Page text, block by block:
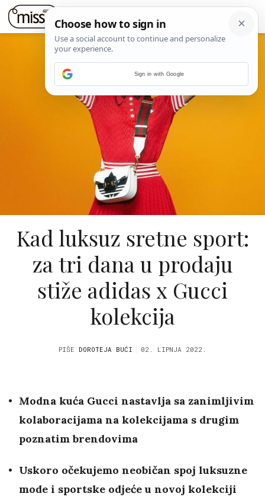
Kad luksuz sretne sport:
za tri dana u prodaju
stiže adidas x Gucci
kolekcija
PIŠE DOROTEJA BUĆI 02. LIPNJA 2022.
Modna kuća Gucci nastavlja sa zanimljivim
kolaboracijama na kolekcijama s drugim
poznatim brendovima
Uskoro očekujemo neobičan spoj luksuzne
mode i sportske odjeće u novoj kolekciji
Sign in with Google